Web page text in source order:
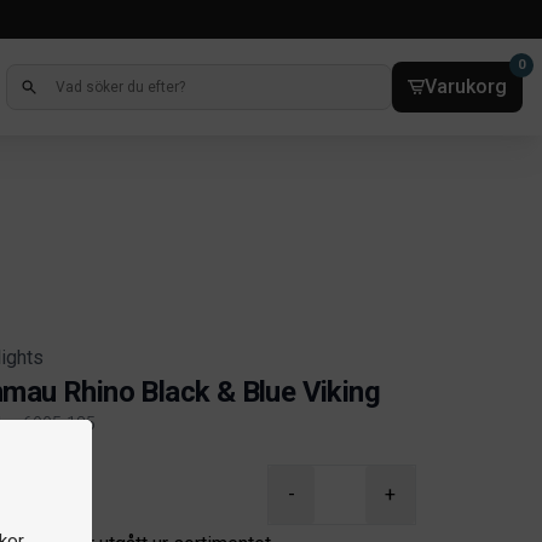
Varukorg
0
Rhino Black & Blue Viking
6905-185
- +